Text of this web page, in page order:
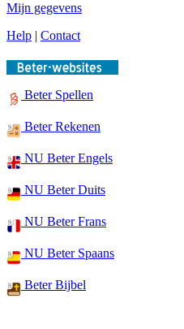
Mijn gegevens
Help | Contact
Beter Spellen
Beter Rekenen
NU Beter Engels
NU Beter Duits
NU Beter Frans
NU Beter Spaans
Beter Bijbel